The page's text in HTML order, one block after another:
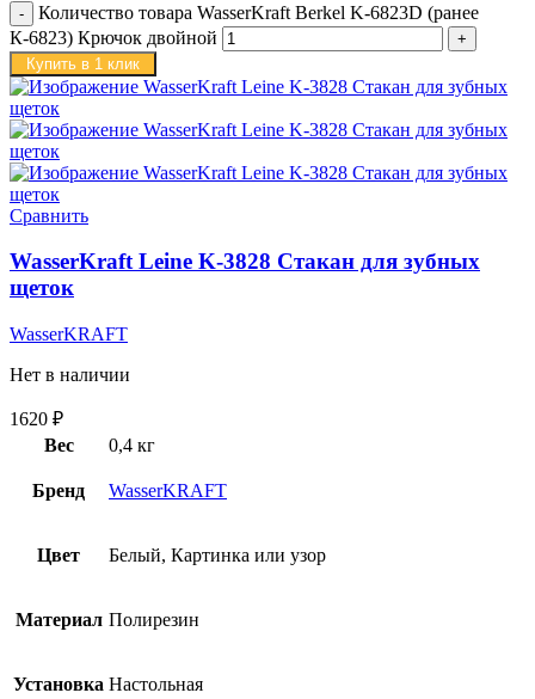
Количество товара WasserKraft Berkel K-6823D (ранее
К-6823) Крючок двойной
Купить в 1 клик
Сравнить
WasserKraft Leine K-3828 Стакан для зубных
щеток
WasserKRAFT
Нет в наличии
1620 ₽
Вес
0,4 кг
Бренд WasserKRAFT
Цвет Белый, Картинка или узор
Материал Полирезин
Установка Настольная